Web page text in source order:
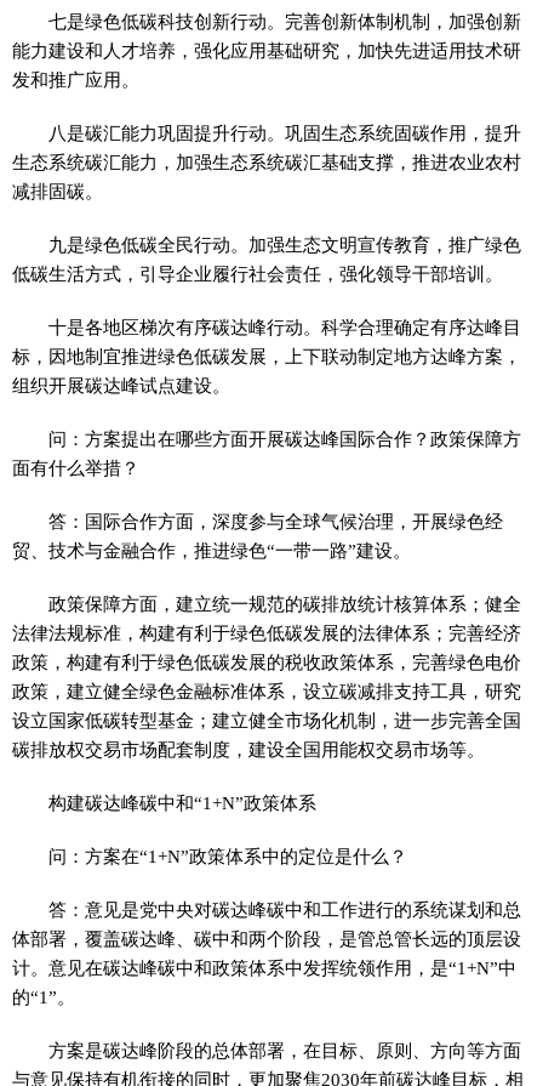
七是绿色低碳科技创新行动。完善创新体制机制，加强创新
能力建设和人才培养，强化应用基础研究，加快先进适用技术研
发和推广应用。
八是碳汇能力巩固提升行动。巩固生态系统固碳作用，提升
生态系统碳汇能力，加强生态系统碳汇基础支撑，推进农业农村
减排固碳。
九是绿色低碳全民行动。加强生态文明宣传教育，推广绿色
低碳生活方式，引导企业履行社会责任，强化领导干部培训。
十是各地区梯次有序碳达峰行动。科学合理确定有序达峰目
标，因地制宜推进绿色低碳发展，上下联动制定地方达峰方案，
组织开展碳达峰试点建设。
问：方案提出在哪些方面开展碳达峰国际合作？政策保障方
面有什么举措？
答：国际合作方面，深度参与全球气候治理，开展绿色经
贸、技术与金融合作，推进绿色“一带一路”建设。
政策保障方面，建立统一规范的碳排放统计核算体系；健全
法律法规标准，构建有利于绿色低碳发展的法律体系；完善经济
政策，构建有利于绿色低碳发展的税收政策体系，完善绿色电价
政策，建立健全绿色金融标准体系，设立碳减排支持工具，研究
设立国家低碳转型基金；建立健全市场化机制，进一步完善全国
碳排放权交易市场配套制度，建设全国用能权交易市场等。
构建碳达峰碳中和“1+N”政策体系
问：方案在“1+N”政策体系中的定位是什么？
答：意见是党中央对碳达峰碳中和工作进行的系统谋划和总
体部署，覆盖碳达峰、碳中和两个阶段，是管总管长远的顶层设
计。意见在碳达峰碳中和政策体系中发挥统领作用，是“1+N”中
的“1”。
方案是碳达峰阶段的总体部署，在目标、原则、方向等方面
与意见保持有机衔接的同时，更加聚焦2030年前碳达峰目标，相